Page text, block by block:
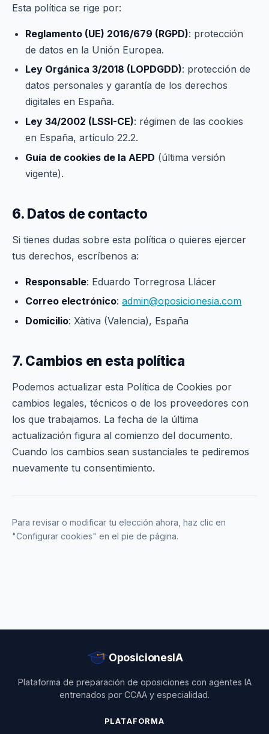
Esta política se rige por:
Reglamento (UE) 2016/679 (RGPD): protección
de datos en la Unión Europea.
Ley Orgánica 3/2018 (LOPDGDD): protección de
datos personales y garantía de los derechos
digitales en España.
Ley 34/2002 (LSSI-CE): régimen de las cookies
en España, artículo 22.2.
Guía de cookies de la AEPD (última versión
vigente).
6. Datos de contacto
Si tienes dudas sobre esta política o quieres ejercer
tus derechos, escríbenos a:
Responsable: Eduardo Torregrosa Llácer
Correo electrónico:admin@oposicionesia.com
Domicilio: Xàtiva (Valencia), España
7. Cambios en esta política
Podemos actualizar esta Política de Cookies por
cambios legales, técnicos o de los proveedores con
los que trabajamos. La fecha de la última
actualización figura al comienzo del documento.
Cuando los cambios sean sustanciales te pediremos
nuevamente tu consentimiento.
Para revisar o modificar tu elección ahora, haz clic en
"Configurar cookies" en el pie de página.
OposicionesIA
Plataforma de preparación de oposiciones con agentes IA
entrenados por CCAA y especialidad.
PLATAFORMA